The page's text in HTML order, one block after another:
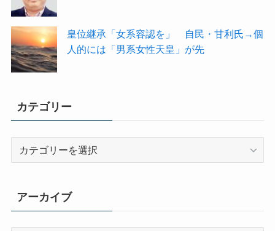
皇位継承「女系容認を」 自民・甘利氏→個
人的には「男系女性天皇」が先
カテゴリー
ー
アーカイブ